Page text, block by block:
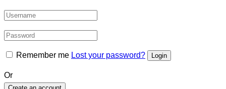
Remember me Lost your password?
Or